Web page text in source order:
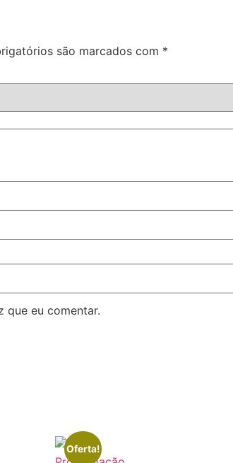
são marcados com *
que eu comentar.
Oferta!